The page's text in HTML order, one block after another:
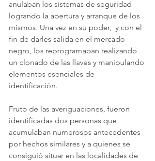
anulaban los sistemas de seguridad
logrando la apertura y arranque de los
mismos. Una vez en su poder,  y con el
fin de darles salida en el mercado
negro, los reprogramaban realizando
un clonado de las llaves y manipulando
elementos esenciales de
identificación.
Fruto de las averiguaciones, fueron
identificadas dos personas que
acumulaban numerosos antecedentes
por hechos similares y a quienes se
consiguió situar en las localidades de